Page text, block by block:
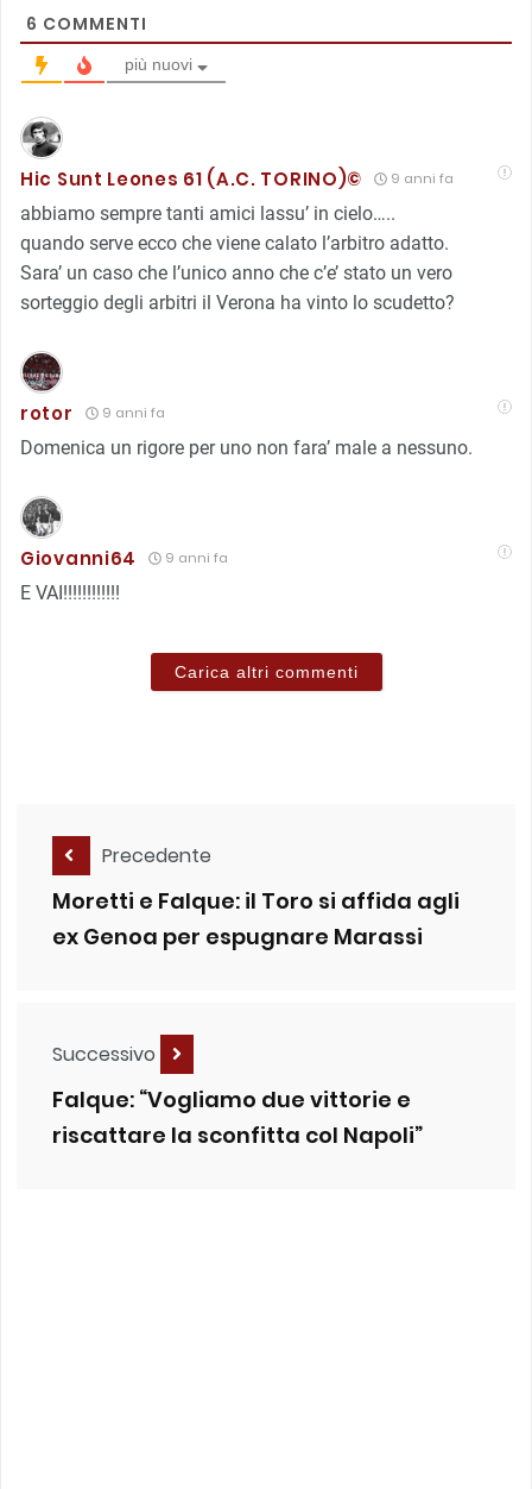
6 COMMENTI
più nuovi
Hic Sunt Leones 61 (A.C. TORINO)© 9 anni fa
abbiamo sempre tanti amici lassu’ in cielo…..
quando serve ecco che viene calato l’arbitro adatto.
Sara’ un caso che l’unico anno che c’e’ stato un vero
sorteggio degli arbitri il Verona ha vinto lo scudetto?
rotor 9 anni fa
Domenica un rigore per uno non fara’ male a nessuno.
Giovanni64 9 anni fa
E VAI!!!!!!!!!!!!
Carica altri commenti
Precedente
Moretti e Falque: il Toro si affida agli
ex Genoa per espugnare Marassi
Successivo
Falque: “Vogliamo due vittorie e
riscattare la sconfitta col Napoli”